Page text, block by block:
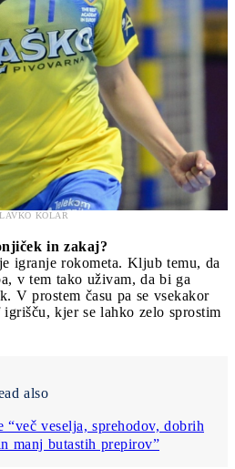
KOLAR
in zakaj?
igranje rokometa. Kljub temu, da
v tem tako uživam, da bi ga
V prostem času pa se vsekakor
kjer se lahko zelo sprostim
“več veselja, sprehodov, dobrih
manj butastih prepirov”